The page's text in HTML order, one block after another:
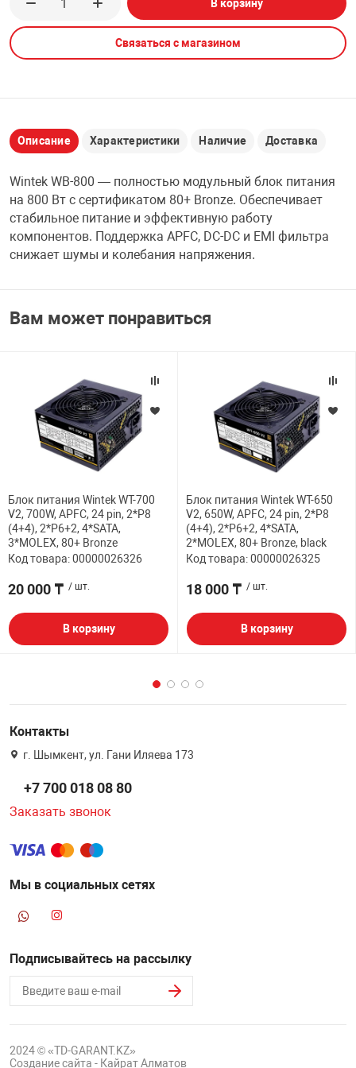
PCI АДАПТЕРЫ
USB
CARD RIDER
НАБОР ДЛЯ
CD-DVD ДИСКИ
В корзину
Связаться с магазином
Описание Характеристики Наличие Доставка
Wintek WB-800 — полностью модульный блок питания
на 800 Вт с сертификатом 80+ Bronze. Обеспечивает
стабильное питание и эффективную работу
компонентов. Поддержка APFC, DC-DC и EMI фильтра
снижает шумы и колебания напряжения.
Вам может понравиться
Блок питания Wintek WT-700
V2, 700W, APFC, 24 pin, 2*P8
(4+4), 2*P6+2, 4*SATA,
3*MOLEX, 80+ Bronze
Код товара: 00000026326
20 000 ₸ / шт.
В корзину
Блок питания Wintek WT-650
V2, 650W, APFC, 24 pin, 2*P8
(4+4), 2*P6+2, 4*SATA,
2*MOLEX, 80+ Bronze, black
Код товара: 00000026325
18 000 ₸ / шт.
В корзину
Контакты
г. Шымкент, ул. Гани Иляева 173
+7 700 018 08 80
Заказать звонок
Мы в социальных сетях
Подписывайтесь на рассылку
2024 © «TD-GARANT.KZ»
Создание сайта - Кайрат Алматов